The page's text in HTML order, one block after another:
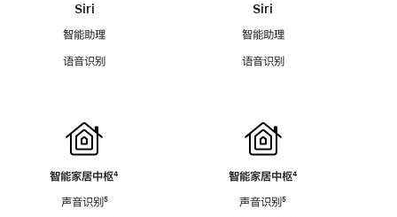
Siri
智能助理
语音识别
智能家居中枢脚
⁴
声音识别脚
⁵
Siri
智能助理
语音识别
智能家居中枢脚
⁴
声音识别脚
⁵